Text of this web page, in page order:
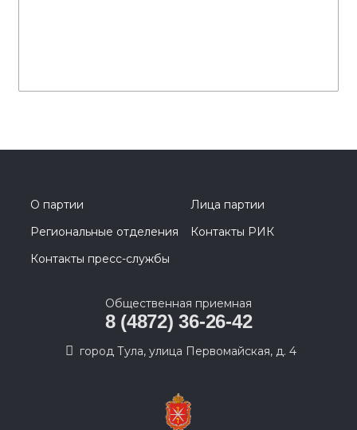
О партии
Лица партии
Региональные отделения
Контакты РИК
Контакты пресс-службы
Общественная приемная
8 (4872) 36-26-42
город Тула, улица Первомайская, д. 4